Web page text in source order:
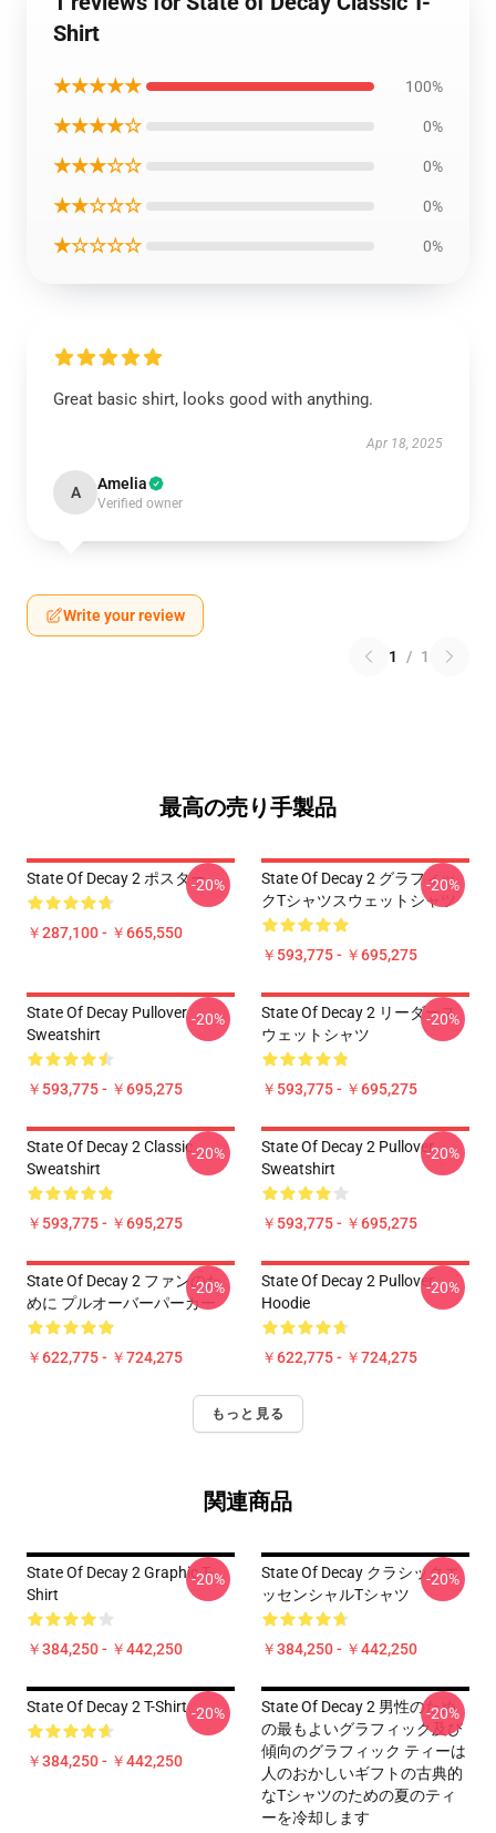
Shirt
★★★★★ 100%
★★★★☆ 0%
★★★☆☆ 0%
★★☆☆☆ 0%
★☆☆☆☆ 0%
Great basic shirt, looks good with anything.
Apr 18, 2025
A Amelia
Verified owner
Write your review
1 / 1
最高の売り手製品
State Of Decay 2 ポスター
￥287,100 - ￥665,550
-20%
State Of Decay 2 グラフィッ
クTシャツスウェットシャツ
￥593,775 - ￥695,275
-20%
State Of Decay Pullover
Sweatshirt
￥593,775 - ￥695,275
-20%
State Of Decay 2 リーダース
ウェットシャツ
￥593,775 - ￥695,275
-20%
State Of Decay 2 Classic
Sweatshirt
￥593,775 - ￥695,275
-20%
State Of Decay 2 Pullover
Sweatshirt
￥593,775 - ￥695,275
-20%
State Of Decay 2 ファンのた
めに プルオーバーパーカー
￥622,775 - ￥724,275
-20%
State Of Decay 2 Pullover
Hoodie
￥622,775 - ￥724,275
-20%
もっと見る
関連商品
State Of Decay 2 Graphic T-
Shirt
￥384,250 - ￥442,250
-20%
State Of Decay クラシックエ
ッセンシャルTシャツ
￥384,250 - ￥442,250
-20%
State Of Decay 2 T-Shirt
￥384,250 - ￥442,250
-20%
State Of Decay 2 男性のため
の最もよいグラフィック及び
傾向のグラフィック ティーは
人のおかしいギフトの古典的
なTシャツのための夏のティ
ーを冷却します
-20%